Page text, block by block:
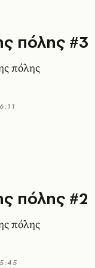
πόλης #3
πόλης
πόλης #2
πόλης